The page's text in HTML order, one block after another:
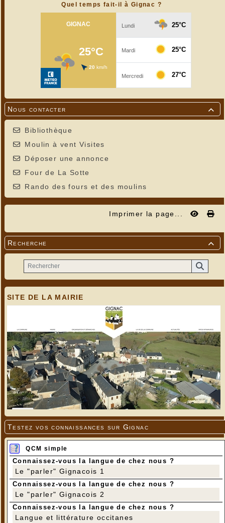
Quel temps fait-il à Gignac ?

Nous contacter
Bibliothèque
Moulin à vent Visites
Déposer une annonce
Four de La Sotte
Rando des fours et des moulins
Imprimer la page...

Recherche
SITE DE LA MAIRIE
Testez vos connaissances sur Gignac
QCM simple
Connaissez-vous la langue de chez nous ?
Le "parler" Gignacois 1
Connaissez-vous la langue de chez nous ?
Le "parler" Gignacois 2
Connaissez-vous la langue de chez nous ?
Langue et littérature occitanes